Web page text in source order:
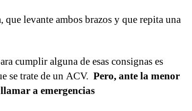
levante ambos brazos y que repita una
cumplir alguna de esas consignas es
se trate de un ACV. Pero, ante la menor
a emergencias